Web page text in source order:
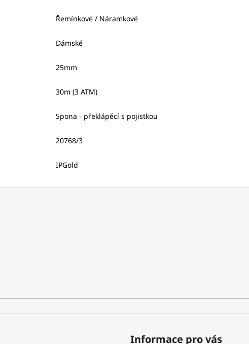
Řemínkové / Náramkové
Dámské
25mm
30m (3 ATM)
Spona - překlápěcí s pojistkou
20768/3
IPGold
Informace pro vás